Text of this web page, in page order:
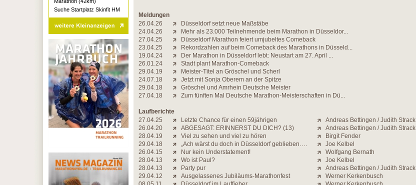
Meldungen
26.04.26
Düsseldorf setzt neue Maßstäbe
24.04.26
Mehr als 23.000 Teilnehmende beim Marathon in Düsseldor...
27.04.25
Düsseldorf Marathon feiert umjubeltes Comeback
23.04.25
Rekordzahlen auf beim Comeback des Marathons in Düsseld...
19.04.24
Der Marathon in Düsseldorf lebt: Neustart am 27. April ...
26.01.24
Stadt plant Marathon-Comeback
29.04.19
Meister-Titel an Gröschel und Scherl
24.07.18
Jetzt mit Sonja Oberem an der Spitze
29.04.18
Gröschel und Amrhein Deutsche Meister
27.04.18
Zum fünften Mal Deutsche Marathon-Meisterschaften in Dü...
Laufberichte
27.04.25
Letzte Chance für einen 59jährigen
Andreas Bettingen / Judith Strack
26.04.20
ABGESAGT: ERINNERST DU DICH? (13)
Andreas Bettingen / Judith Strack
28.04.19
Viel zu sehen und viel zu hören
Birgit Fender
29.04.18
„Ach wärst du doch in Düsseldorf geblieben….
Joe Kelbel
26.04.15
Nur kein Understatement!
Wolfgang Bernath
28.04.13
Wo ist Paul?
Joe Kelbel
28.04.13
Party pur
Andreas Bettingen / Judith Strack
29.04.12
Ausgelassenes Jubiläums-Marathonfest
Werner Kerkenbusch
Suche Startplatz Skinfit HM